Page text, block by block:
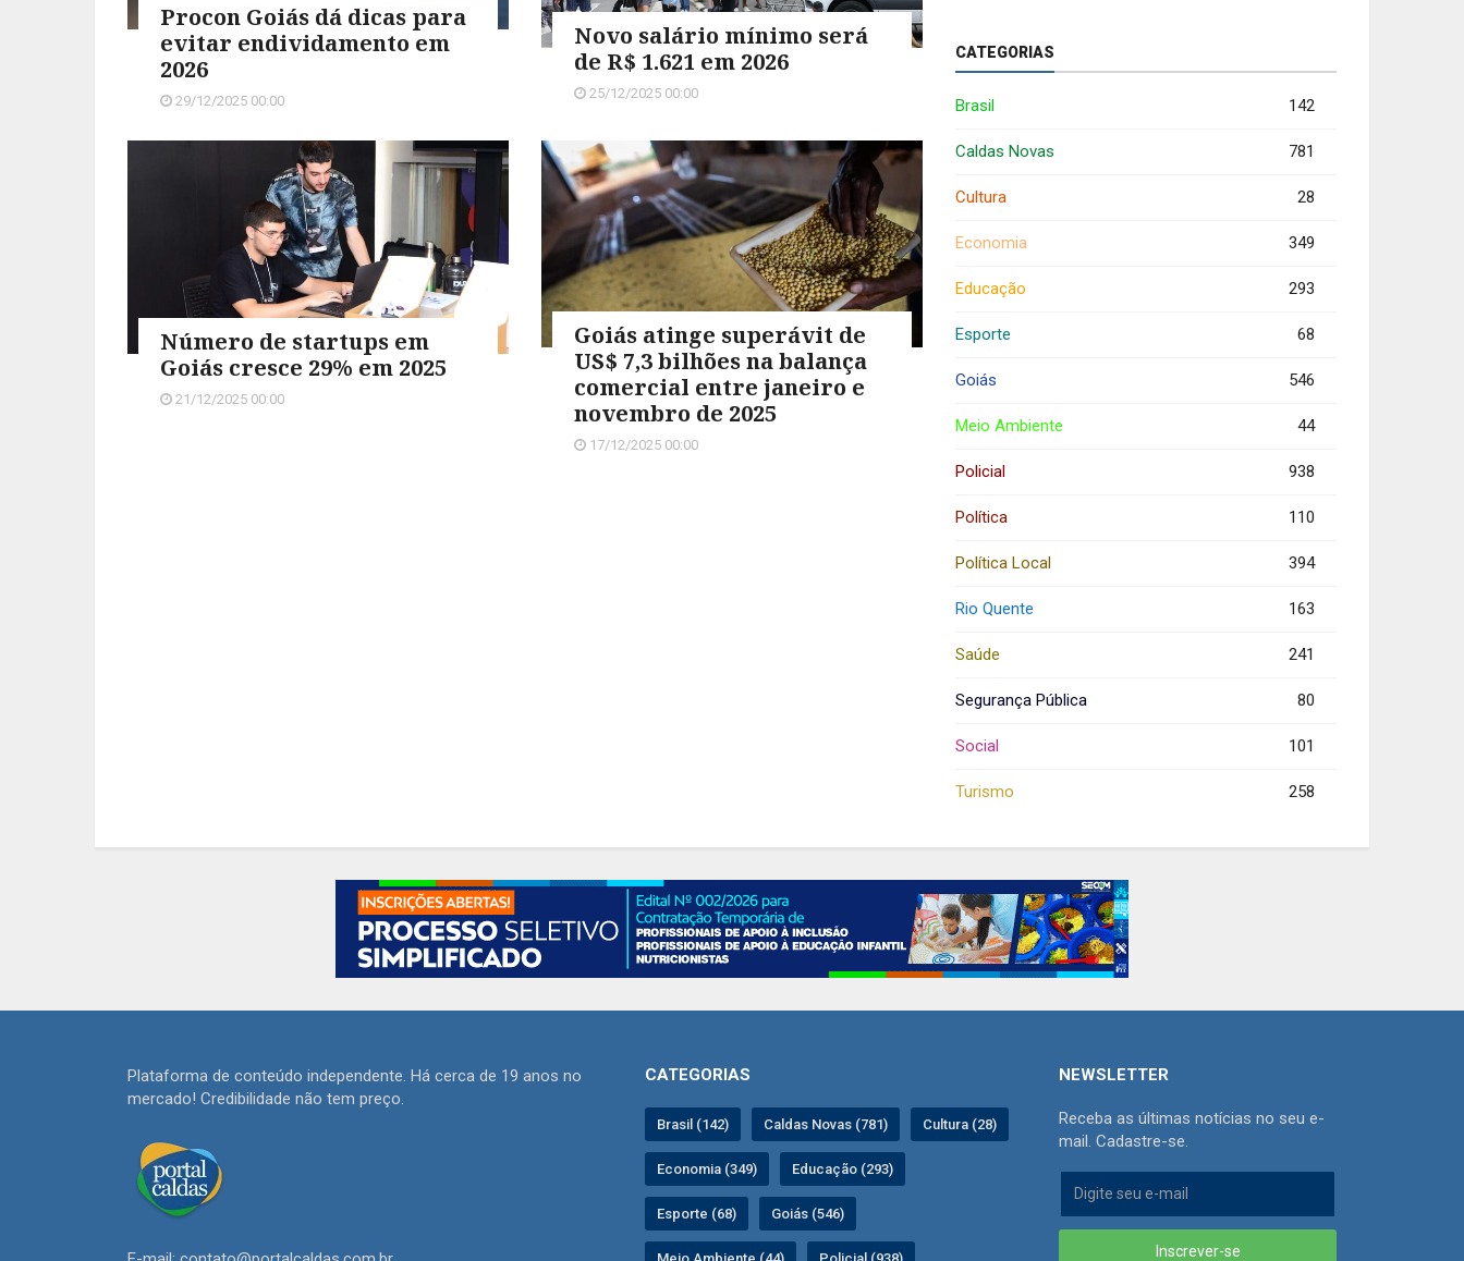
Procon Goiás dá dicas para
evitar endividamento em
2026
29/12/2025 00:00
Novo salário mínimo será
de R$ 1.621 em 2026
25/12/2025 00:00
Número de startups em
Goiás cresce 29% em 2025
21/12/2025 00:00
Goiás atinge superávit de
US$ 7,3 bilhões na balança
comercial entre janeiro e
novembro de 2025
17/12/2025 00:00
CATEGORIAS
Brasil 142
Caldas Novas 781
Cultura 28
Economia 349
Educação 293
Esporte 68
Goiás 546
Meio Ambiente 44
Policial 938
Política 110
Política Local 394
Rio Quente 163
Saúde 241
Segurança Pública 80
Social 101
Turismo 258
Plataforma de conteúdo independente. Há cerca de 19 anos no
mercado! Credibilidade não tem preço.
CATEGORIAS
Brasil (142) Caldas Novas (781) Cultura (28)
Economia (349) Educação (293)
Esporte (68) Goiás (546)
NEWSLETTER
Receba as últimas notícias no seu e-
mail. Cadastre-se.
Inscrever-se